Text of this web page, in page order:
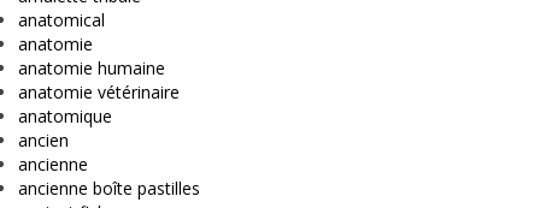
anatomical
anatomie
anatomie humaine
anatomie vétérinaire
anatomique
ancien
ancienne
ancienne boîte pastilles